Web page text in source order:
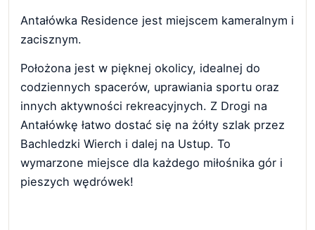
Antałówka Residence jest miejscem kameralnym i
zacisznym.
Położona jest w pięknej okolicy, idealnej do
codziennych spacerów, uprawiania sportu oraz
innych aktywności rekreacyjnych. Z Drogi na
Antałówkę łatwo dostać się na żółty szlak przez
Bachledzki Wierch i dalej na Ustup. To
wymarzone miejsce dla każdego miłośnika gór i
pieszych wędrówek!